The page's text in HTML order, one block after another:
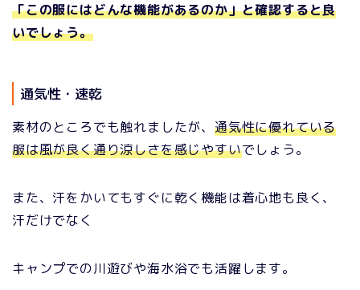
「この服にはどんな機能があるのか」と確認すると良
いでしょう。
通気性・速乾
素材のところでも触れましたが、 通気性に優れている
服は風が良く通り涼しさを感じやすいでしょう。
また、汗をかいてもすぐに乾く機能は着心地も良く、
汗だけでなく
キャンプでの川遊びや海水浴でも活躍します。